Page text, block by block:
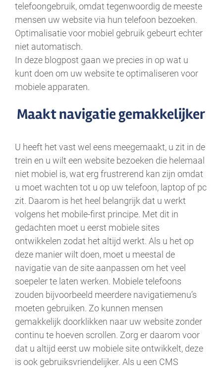
telefoongebruik, omdat tegenwoordig de meeste
mensen uw website via hun telefoon bezoeken.
Optimalisatie voor mobiel gebruik gebeurt echter
niet automatisch.
In deze blogpost gaan we precies in op wat u
kunt doen om uw website te optimaliseren voor
mobiele apparaten.
Maakt navigatie gemakkelijker
U heeft het vast wel eens meegemaakt, u zit in de
trein en u wilt een website bezoeken die helemaal
niet mobiel is, wat erg frustrerend kan zijn omdat
u moet wachten tot u op uw telefoon, laptop of pc
zit. Daarom is het heel belangrijk dat u werkt
volgens het mobile-first principe. Met dit in
gedachten moet u eerst mobiele sites
ontwikkelen zodat het altijd werkt. Als u het op
deze manier wilt doen, moet u meestal de
navigatie van de site aanpassen om het veel
soepeler te laten werken. Mobiele telefoons
zouden bijvoorbeeld meerdere navigatiemenu’s
moeten gebruiken. Zo kunnen mensen
gemakkelijk doorklikken naar uw website zonder
continu te hoeven scrollen. Zorg er daarom voor
dat u altijd eerst uw mobiele site ontwikkelt, deze
is ook gebruiksvriendelijker. Als u een CMS